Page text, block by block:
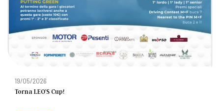
19/05/2026
Torna LEO’S Cup!